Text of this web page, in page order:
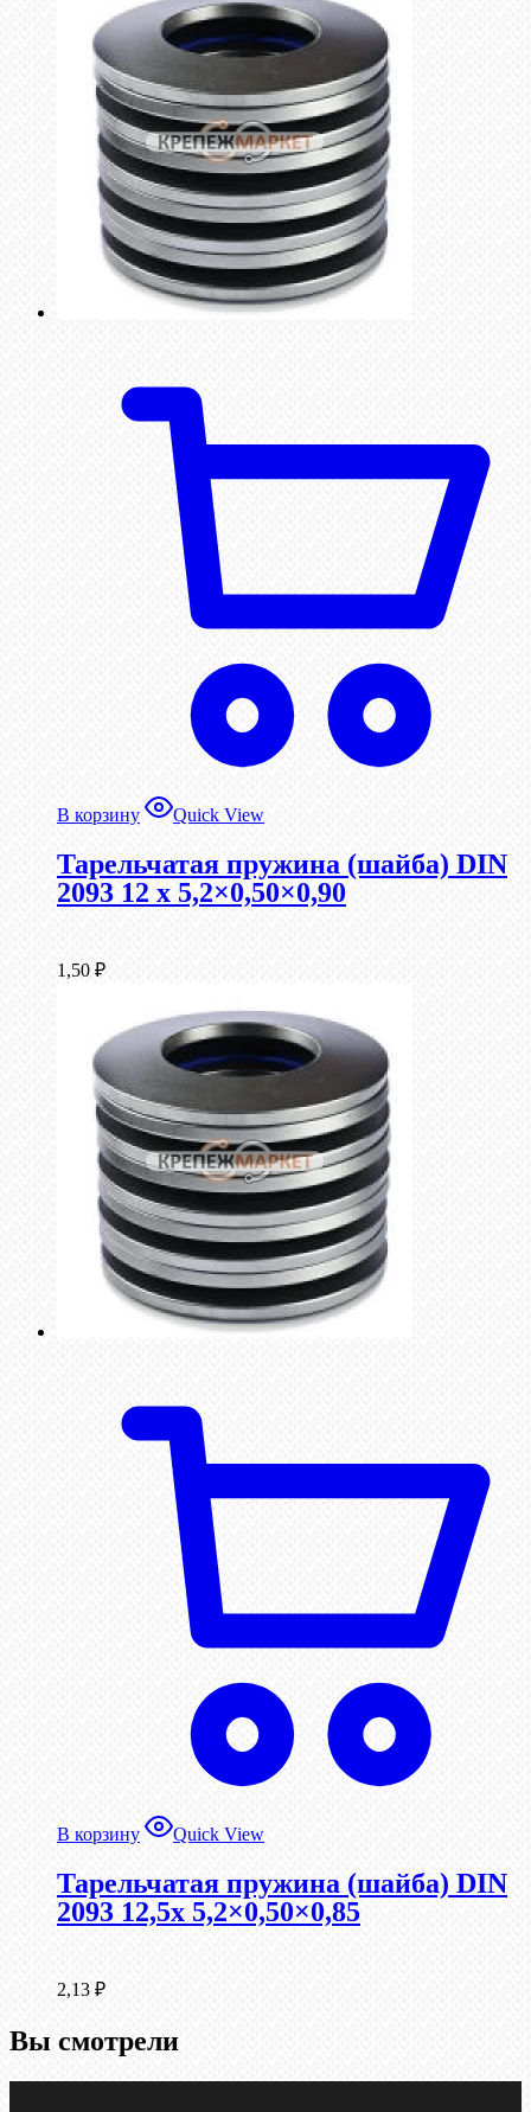
В корзину Quick View
Тарельчатая пружина (шайба) DIN
2093 12 x 5,2×0,50×0,90
1,50 ₽
В корзину Quick View
Тарельчатая пружина (шайба) DIN
2093 12,5x 5,2×0,50×0,85
2,13 ₽
Вы смотрели